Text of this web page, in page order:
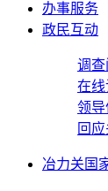
办事服务
政民互动
调
在线
领
回
冶力关国